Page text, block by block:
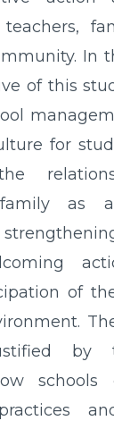
teachers,
In
of this
for
as a
of
by
schools